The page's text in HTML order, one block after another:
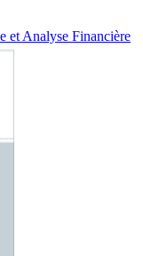
et Analyse Financière